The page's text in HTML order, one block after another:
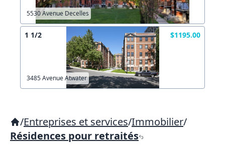
5530 Avenue Decelles
1 1/2 $1195.00
3485 Avenue Atwater
/Entreprises et services/Immobilier/
Résidences pour retraités